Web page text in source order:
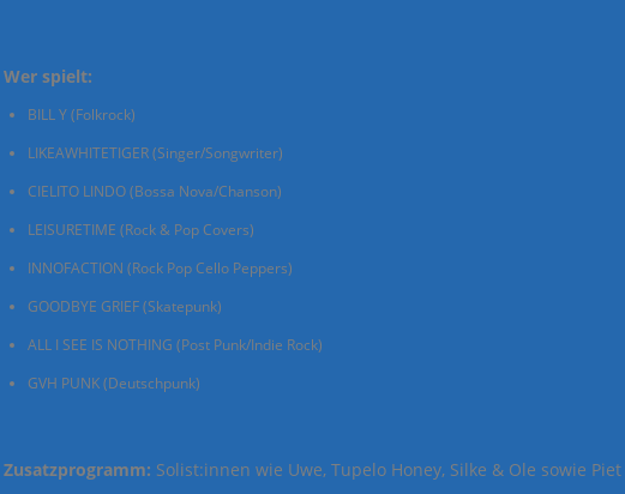
Wer spielt:
BILL Y (Folkrock)
LIKEAWHITETIGER (Singer/Songwriter)
CIELITO LINDO (Bossa Nova/Chanson)
LEISURETIME (Rock & Pop Covers)
INNOFACTION (Rock Pop Cello Peppers)
GOODBYE GRIEF (Skatepunk)
ALL I SEE IS NOTHING (Post Punk/Indie Rock)
GVH PUNK (Deutschpunk)
Zusatzprogramm: Solist:innen wie Uwe, Tupelo Honey, Silke & Ole sowie